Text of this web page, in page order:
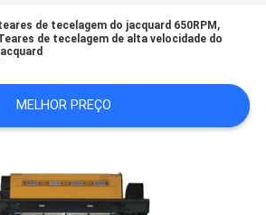
de tecelagem do jacquard 650RPM ,
de tecelagem de alta velocidade do
MELHOR PREÇO